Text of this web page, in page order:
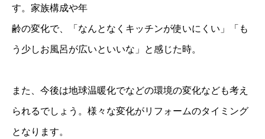
す。家族構成や年
齢の変化で、「なんとなくキッチンが使いにくい」「も
う少しお風呂が広いといいな」と感じた時。
また、今後は地球温暖化でなどの環境の変化なども考え
られるでしょう。様々な変化がリフォームのタイミング
となります。